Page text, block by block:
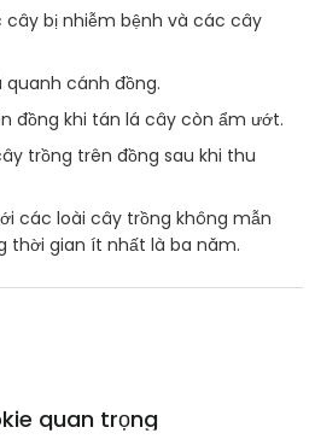
cây bị nhiễm bệnh và các cây
quanh cánh đồng.
đồng khi tán lá cây còn ẩm ướt.
trồng trên đồng sau khi thu
các loài cây trồng không mẫn
thời gian ít nhất là ba năm.
quan trọng